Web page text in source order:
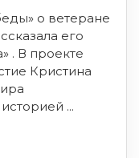
о ветеране
его
. В проекте
Кристина
...